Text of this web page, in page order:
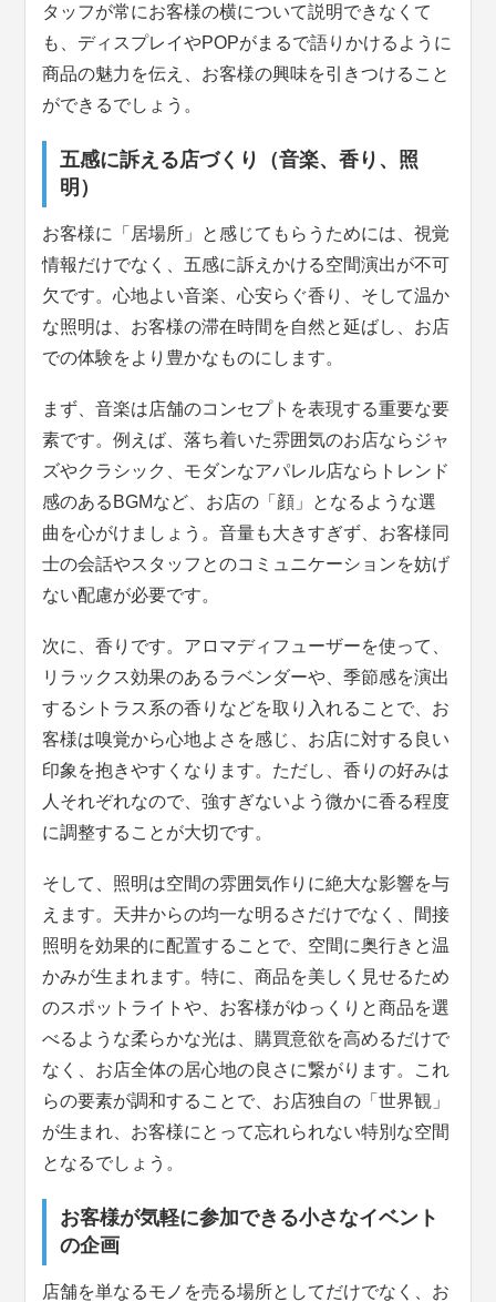
タッフが常にお客様の横について説明できなくて
も、ディスプレイやPOPがまるで語りかけるように
商品の魅力を伝え、お客様の興味を引きつけること
ができるでしょう。
五感に訴える店づくり（音楽、香り、照
明）
お客様に「居場所」と感じてもらうためには、視覚
情報だけでなく、五感に訴えかける空間演出が不可
欠です。心地よい音楽、心安らぐ香り、そして温か
な照明は、お客様の滞在時間を自然と延ばし、お店
での体験をより豊かなものにします。
まず、音楽は店舗のコンセプトを表現する重要な要
素です。例えば、落ち着いた雰囲気のお店ならジャ
ズやクラシック、モダンなアパレル店ならトレンド
感のあるBGMなど、お店の「顔」となるような選
曲を心がけましょう。音量も大きすぎず、お客様同
士の会話やスタッフとのコミュニケーションを妨げ
ない配慮が必要です。
次に、香りです。アロマディフューザーを使って、
リラックス効果のあるラベンダーや、季節感を演出
するシトラス系の香りなどを取り入れることで、お
客様は嗅覚から心地よさを感じ、お店に対する良い
印象を抱きやすくなります。ただし、香りの好みは
人それぞれなので、強すぎないよう微かに香る程度
に調整することが大切です。
そして、照明は空間の雰囲気作りに絶大な影響を与
えます。天井からの均一な明るさだけでなく、間接
照明を効果的に配置することで、空間に奥行きと温
かみが生まれます。特に、商品を美しく見せるため
のスポットライトや、お客様がゆっくりと商品を選
べるような柔らかな光は、購買意欲を高めるだけで
なく、お店全体の居心地の良さに繋がります。これ
らの要素が調和することで、お店独自の「世界観」
が生まれ、お客様にとって忘れられない特別な空間
となるでしょう。
お客様が気軽に参加できる小さなイベント
の企画
店舗を単なるモノを売る場所としてだけでなく、お